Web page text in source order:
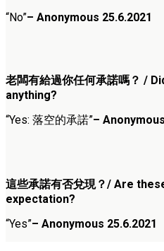
“No”– Anonymous 25.6.2021
老闆有給過你任何承諾嗎？ /
anything?
“Yes: 落空的承諾”–
這些承諾有否兌現？/ Are
expectation?
“Yes”– Anonymous 25.6.2021